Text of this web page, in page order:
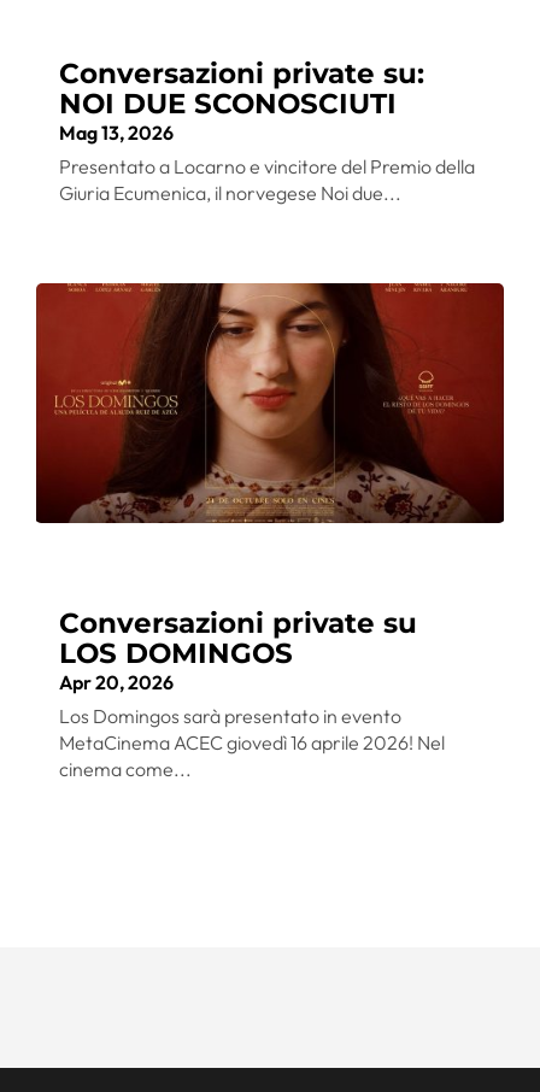
Conversazioni private su:
NOI DUE SCONOSCIUTI
Mag 13, 2026
Presentato a Locarno e vincitore del Premio della
Giuria Ecumenica, il norvegese Noi due...
Conversazioni private su
LOS DOMINGOS
Apr 20, 2026
Los Domingos sarà presentato in evento
MetaCinema ACEC giovedì 16 aprile 2026! Nel
cinema come...